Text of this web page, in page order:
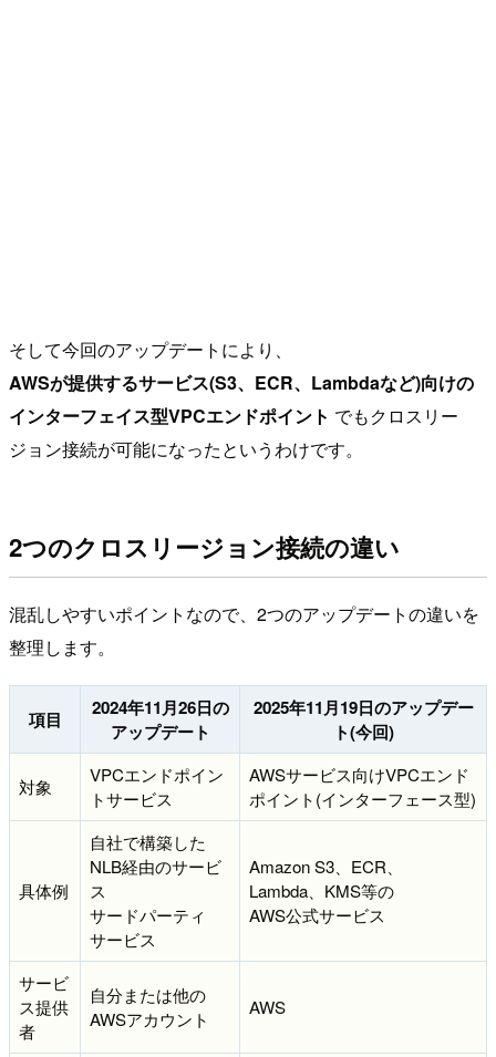
そして今回のアップデートにより、
AWSが提供するサービス(S3、ECR、Lambdaなど)向けの
インターフェイス型VPCエンドポイント でもクロスリー
ジョン接続が可能になったというわけです。
2つのクロスリージョン接続の違い
混乱しやすいポイントなので、2つのアップデートの違いを
整理します。
項目
2024年11月26日の
アップデート
2025年11月19日のアップデー
ト(今回)
対象
VPCエンドポイン
トサービス
AWSサービス向けVPCエンド
ポイント(インターフェース型)
具体例
自社で構築した
NLB経由のサービ
ス
サードパーティ
サービス
Amazon S3、ECR、
Lambda、KMS等の
AWS公式サービス
サービ
ス提供
者
自分または他の
AWSアカウント
AWS